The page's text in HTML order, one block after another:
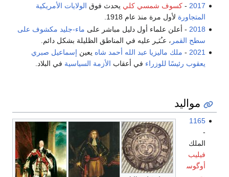
2017
-كسوف شمسي كلي يحدث فوق الولايات الأمريكية
المتجاورة لأول مرة منذ عام 1918.
2018 - أعلن علماء أول دليل مباشر على ماء-جليد مكشوف على
سطح القمر ، عـُثـِر عليه في المناطق الظليلة بشكل دائم.
2021
- ملك ماليزيا عبد الله أحمد شاه يعين إسماعيل صبري
يعقوب رئيسًا للوزراء في أعقاب الأزمة السياسية في البلاد.
مواليد
1165
-
الملك
فيليب
أوگوس